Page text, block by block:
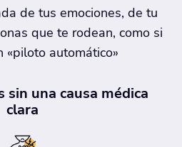
de tus emociones, de tu
que te rodean, como si
«piloto automático»
sin una causa médica
clara